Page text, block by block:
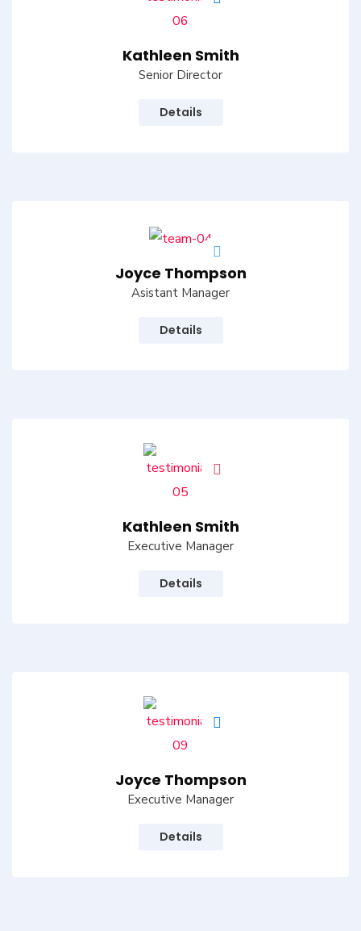
Kathleen Smith
Senior Director
Details
Joyce Thompson
Asistant Manager
Details
Kathleen Smith
Executive Manager
Details
Joyce Thompson
Executive Manager
Details